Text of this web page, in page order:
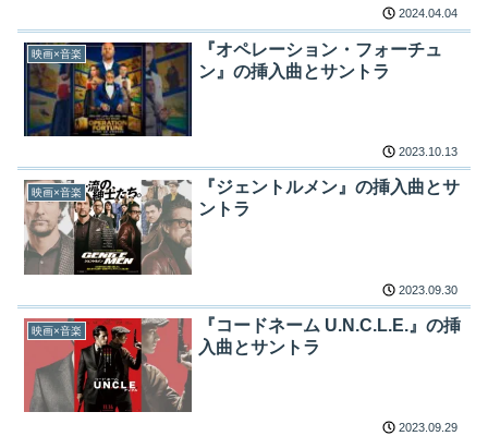
2024.04.04
映画×音楽
『オペレーション・フォーチュ
ン』の挿入曲とサントラ
2023.10.13
映画×音楽
『ジェントルメン』の挿入曲とサ
ントラ
2023.09.30
映画×音楽
『コードネーム U.N.C.L.E.』の挿
入曲とサントラ
2023.09.29